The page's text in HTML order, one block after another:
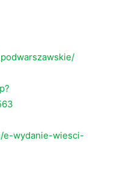
e-wydanie-wiesci-